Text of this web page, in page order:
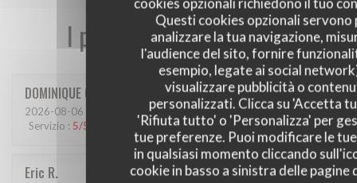
Questi cookies opzionali servono
analizzare la tua navigazione,
l'audience del sito, fornire
esempio, legate ai social
visualizzare pubblicità o
personalizzati. Clicca su 'Accetta
'Rifiuta tutto' o 'Personalizza' per
tue preferenze. Puoi modificare le
in qualsiasi momento cliccando
cookie in basso a sinistra delle pagine
I pareri dei nostri clienti
DOMINIQUE C
2026-08-06 - 12:15 - Ospiti 2
Servizio : 5/5 Atmosfera:5/5 Cucina: 5 /5 Qualità / Prezzo: 5/5
Eric R